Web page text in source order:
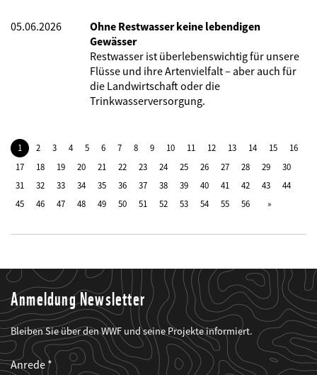
05.06.2026
Ohne Restwasser keine lebendigen
Gewässer
Restwasser ist überlebenswichtig für unsere
Flüsse und ihre Artenvielfalt – aber auch für
die Landwirtschaft oder die
Trinkwasserversorgung.
1 2 3 4 5 6 7 8 9 10 11 12 13 14 15
16
17
18 19 20 21 22 23 24 25 26 27 28 29
30
31
32 33 34 35 36 37 38 39 40 41 42 43
44
45
46 47 48 49 50 51 52 53 54 55 56
Anmeldung Newsletter
Bleiben Sie über den WWF und seine Projekte informiert.
Web2Case
Infofelder
Fieldset
anrede_name
Anrede